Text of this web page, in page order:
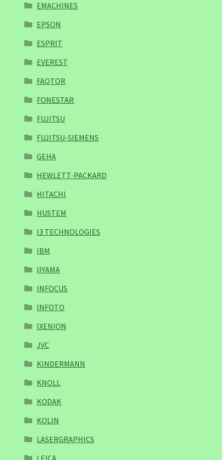
EMACHINES
EPSON
ESPRIT
EVEREST
FAQTOR
FONESTAR
FUJITSU
FUJITSU-SIEMENS
GEHA
HEWLETT-PACKARD
HITACHI
HUSTEM
I3 TECHNOLOGIES
IBM
IIYAMA
INFOCUS
INFOTO
IXENION
JVC
KINDERMANN
KNOLL
KODAK
KOLIN
LASERGRAPHICS